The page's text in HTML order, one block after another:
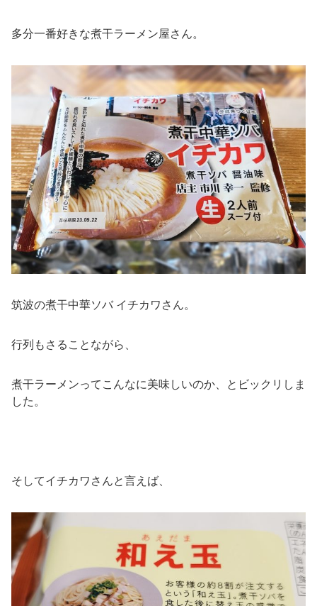
多分一番好きな煮干ラーメン屋さん。
筑波の煮干中華ソバ イチカワさん。
行列もさることながら、
煮干ラーメンってこんなに美味しいのか、とビックリしま
した。
そしてイチカワさんと言えば、